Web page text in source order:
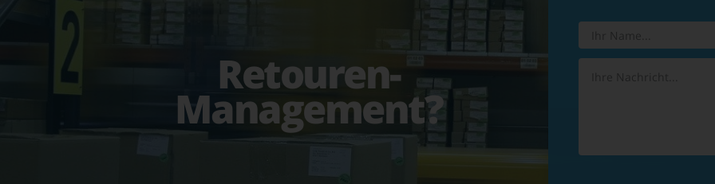
Retouren-
Management?